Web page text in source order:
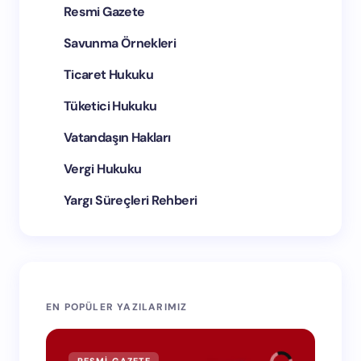
Resmi Gazete
Savunma Örnekleri
Ticaret Hukuku
Tüketici Hukuku
Vatandaşın Hakları
Vergi Hukuku
Yargı Süreçleri Rehberi
EN POPÜLER YAZILARIMIZ